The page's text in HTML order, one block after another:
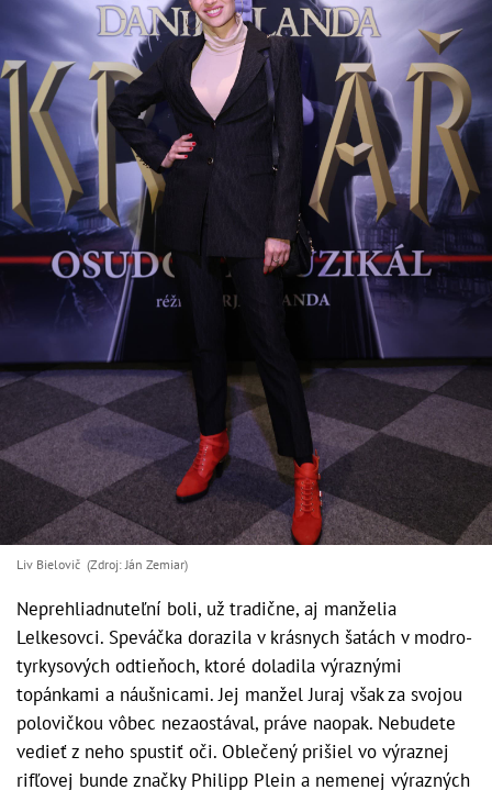
Liv Bielovič (Zdroj: Ján Zemiar)
Neprehliadnuteľní boli, už tradične, aj manželia
Lelkesovci. Speváčka dorazila v krásnych šatách v modro-
tyrkysových odtieňoch, ktoré doladila výraznými
topánkami a náušnicami. Jej manžel Juraj však za svojou
polovičkou vôbec nezaostával, práve naopak. Nebudete
vedieť z neho spustiť oči. Oblečený prišiel vo výraznej
rifľovej bunde značky Philipp Plein a nemenej výrazných